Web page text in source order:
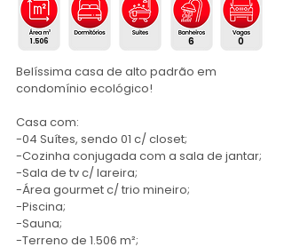
6 0
1.506
Belíssima casa de alto padrão em
condomínio ecológico!
Casa com:
-04 Suítes, sendo 01 c/ closet;
-Cozinha conjugada com a sala de jantar;
-Sala de tv c/ lareira;
-Área gourmet c/ trio mineiro;
-Piscina;
-Sauna;
-Terreno de 1.506 m²;